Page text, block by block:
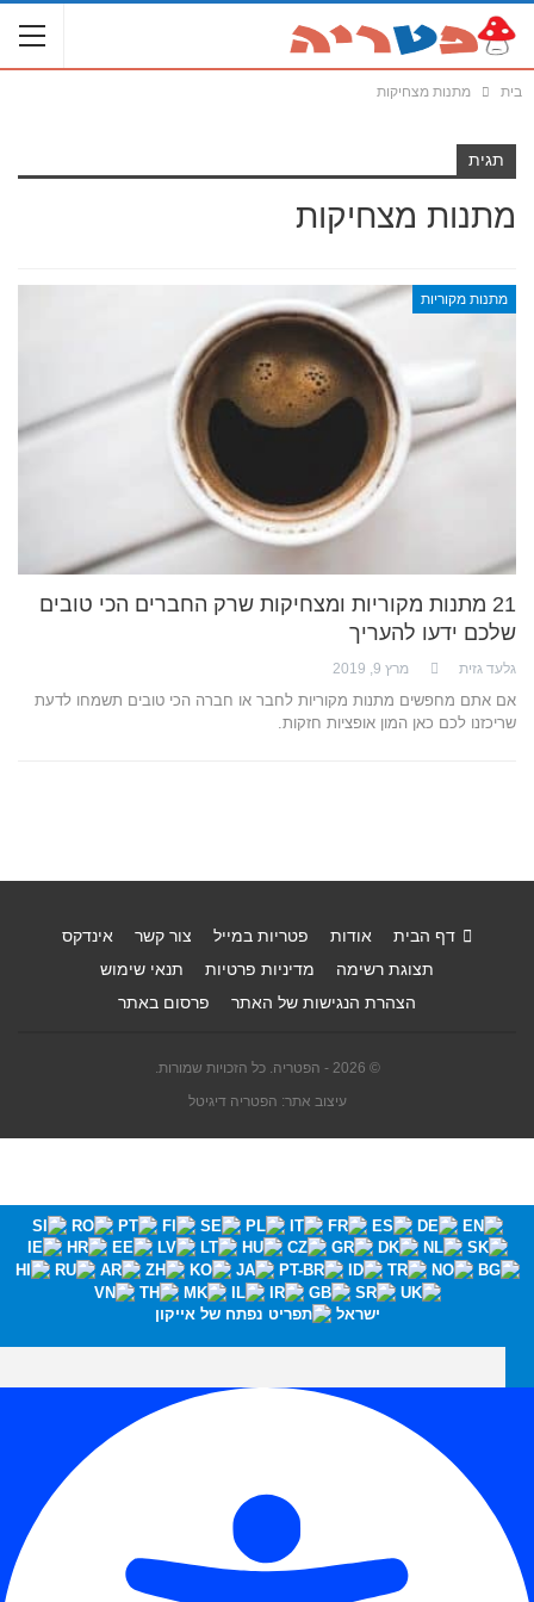
בית מתנות מצחיקות
תגית
מתנות מצחיקות
מתנות מקוריות
21 מתנות מקוריות ומצחיקות שרק החברים הכי טובים
שלכם ידעו להעריך
גלעד גזית מרץ 9, 2019
אם אתם מחפשים מתנות מקוריות לחבר או חברה הכי טובים תשמחו לדעת
שריכזנו לכם כאן המון אופציות חזקות.
דף הבית אודות פטריות במייל צור קשר
אינדקס
תצוגת רשימה
מדיניות פרטיות
תנאי שימוש
הצהרת הנגישות של האתר
פרסום באתר
© 2026 - הפטריה. כל הזכויות שמורות.
עיצוב אתר: הפטריה דיגיטל
ישראל